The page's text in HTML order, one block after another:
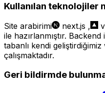
Kullanılan teknolojiler
Site arabirimi next.js ,
ile hazırlanmıştır. Backend
tabanlı kendi geliştirdiğimiz
çalışmaktadır.
Geri bildirmde